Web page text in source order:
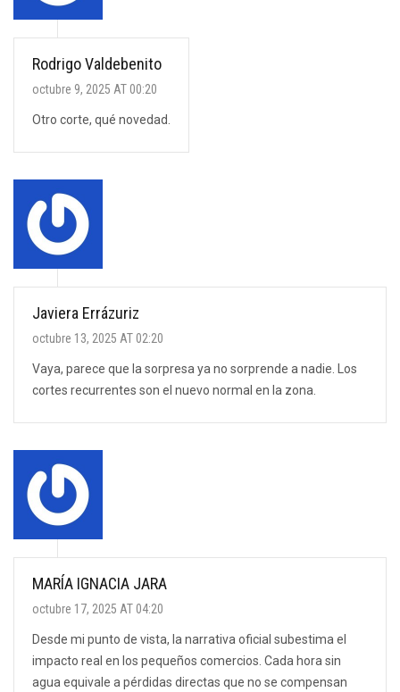
Rodrigo Valdebenito
octubre 9, 2025 AT 00:20
Otro corte, qué novedad.
Javiera Errázuriz
octubre 13, 2025 AT 02:20
Vaya, parece que la sorpresa ya no sorprende a nadie. Los
cortes recurrentes son el nuevo normal en la zona.
MARÍA IGNACIA JARA
octubre 17, 2025 AT 04:20
Desde mi punto de vista, la narrativa oficial subestima el
impacto real en los pequeños comercios. Cada hora sin
agua equivale a pérdidas directas que no se compensan